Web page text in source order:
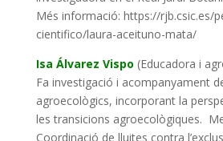
Més informació: https://rjb.csic.es/
cientifico/laura-aceituno-mata/
Isa Álvarez Vispo (Educadora i
Fa investigació i acompanyament
agroecològics, incorporant la
les transicions agroecològiques.
Coordinació de lluites contra